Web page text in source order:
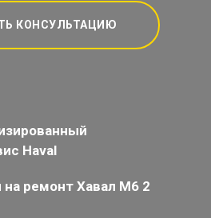
КОНСУЛЬТАЦИЮ
Haval
на ремонт Хавал М6 2